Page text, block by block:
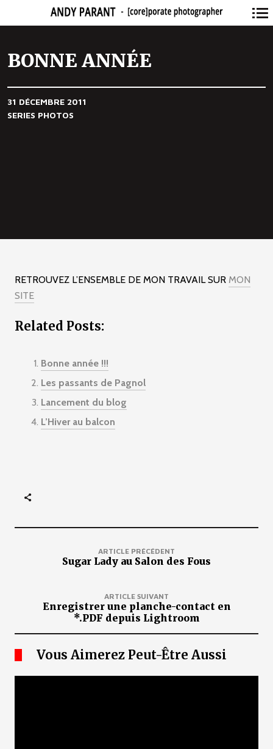
principale
BONNE ANNÉE
31 DÉCEMBRE 2011
SERIES PHOTOS
RETROUVEZ L’ENSEMBLE DE MON TRAVAIL SUR MON
SITE
Related Posts:
Bonne année !!!
Les passants de Pagnol
Lancement du blog
L’Hiver au balcon
ARTICLE PRÉCÉDENT
Sugar Lady au Salon des Fous
ARTICLE SUIVANT
Enregistrer une planche-contact en
*.PDF depuis Lightroom
Vous Aimerez Peut-Être Aussi